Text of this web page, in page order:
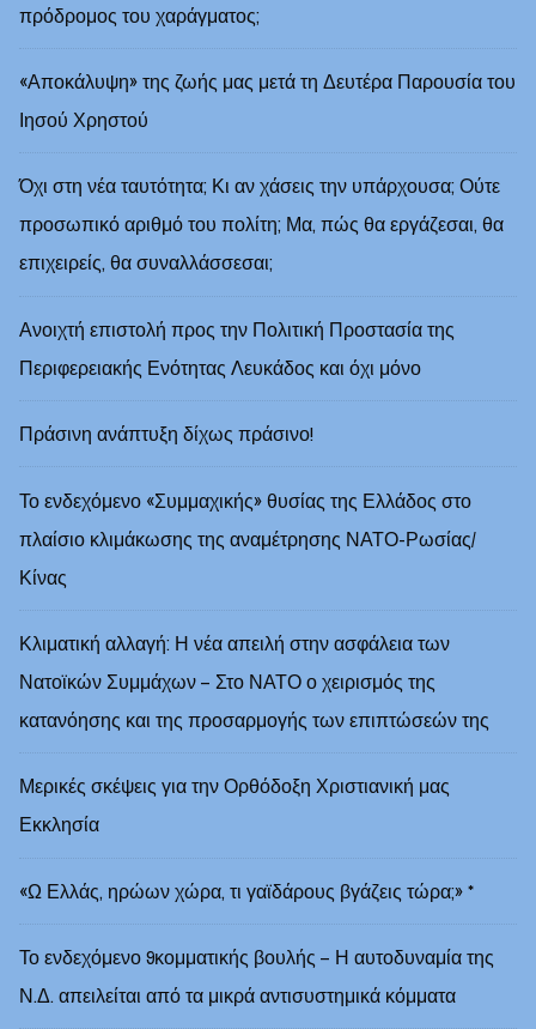
πρόδρομος του χαράγματος;
«Αποκάλυψη» της ζωής μας μετά τη Δευτέρα Παρουσία του
Ιησού Χρηστού
Όχι στη νέα ταυτότητα; Κι αν χάσεις την υπάρχουσα; Ούτε
προσωπικό αριθμό του πολίτη; Μα, πώς θα εργάζεσαι, θα
επιχειρείς, θα συναλλάσσεσαι;
Ανοιχτή επιστολή προς την Πολιτική Προστασία της
Περιφερειακής Ενότητας Λευκάδος και όχι μόνο
Πράσινη ανάπτυξη δίχως πράσινο!
Το ενδεχόμενο «Συμμαχικής» θυσίας της Ελλάδος στο
πλαίσιο κλιμάκωσης της αναμέτρησης ΝΑΤΟ-Ρωσίας/
Κίνας
Κλιματική αλλαγή: Η νέα απειλή στην ασφάλεια των
Νατοϊκών Συμμάχων – Στο ΝΑΤΟ ο χειρισμός της
κατανόησης και της προσαρμογής των επιπτώσεών της
Μερικές σκέψεις για την Ορθόδοξη Χριστιανική μας
Εκκλησία
«Ω Ελλάς, ηρώων χώρα, τι γαϊδάρους βγάζεις τώρα;» *
Το ενδεχόμενο 9κομματικής βουλής – Η αυτοδυναμία της
Ν.Δ. απειλείται από τα μικρά αντισυστημικά κόμματα